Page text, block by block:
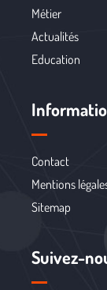
Métier
Actualités
Education
Contact
Mentions
Sitemap
Suivez-